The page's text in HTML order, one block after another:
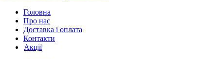
Головна
Про нас
Доставка і оплата
Контакти
Акції